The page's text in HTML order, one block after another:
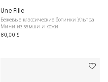
Une Fille
Бежевые классические ботинки Ультра
Мини из замши и кожи
80,00 £